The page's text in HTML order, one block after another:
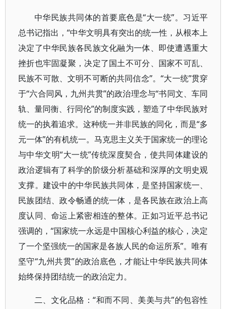
中华民族共同体的首要底色是“大一统”。习近平
总书记指出，“中华文明具有突出的统一性，从根本上
决定了中华民族各民族文化融为一体、即使遭遇重大
挫折也牢固凝聚，决定了国土不可分、国家不可乱、
民族不可散、文明不可断的共同信念”。“大一统”贯穿
于“六合同风，九州共贯”的政治理念与“书同文、车同
轨、量同衡、行同伦”的制度实践，塑造了中华民族对
统一的执着追求。这种统一并非民族的同化，而是“多
元一体”的有机统一。马克思主义关于国家统一的理论
与中华文明“大一统”传统深度契合，使共同体建设的
政治逻辑有了科学的阶级分析基础和深厚的文明史观
支撑。建设中的中华民族共同体，是坚持国家统一、
民族团结、政令畅通的统一体，是各民族在政治上高
度认同、命运上紧密相连的整体。正如习近平总书记
强调的，“国家统一永远是中国核心利益的核心，决定
了一个坚强统一的国家是各族人民的命运所系”。唯有
坚守“九州共贯”的政治底色，才能让中华民族共同体
始终保持团结统一的政治定力。
二、文化品格：“和而不同、美美与共”的包容性